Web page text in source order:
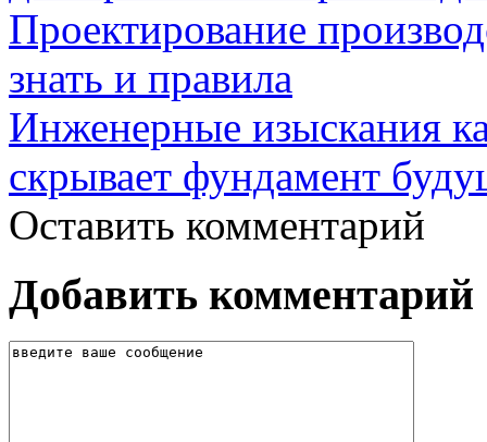
Проектирование
знать и правила
Инженерные изыскания
скрывает фундамент
Оставить комментарий
Добавить комментарий